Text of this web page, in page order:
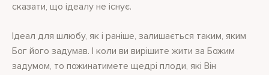
сказати, що ідеалу не існує.
Ідеал для шлюбу, як і раніше, залишається таким, яким
Бог його задумав. І коли ви вирішите жити за Божим
задумом, то пожинатимете щедрі плоди, які Він